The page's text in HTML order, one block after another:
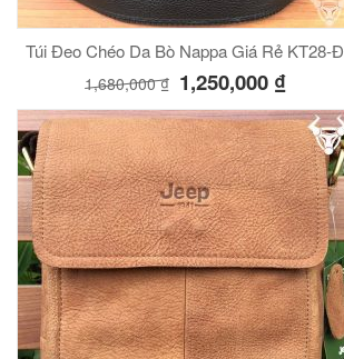
Túi Đeo Chéo Da Bò Nappa Giá Rẻ KT28-Đ
1,680,000₫ 1,250,000 ₫